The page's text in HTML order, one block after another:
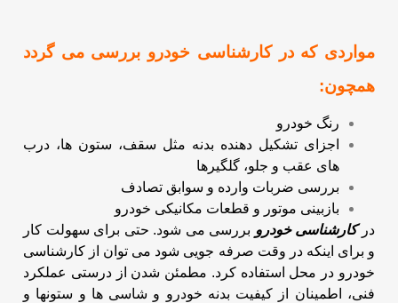
مواردی که در کارشناسی خودرو بررسی می گردد
همچون:
رنگ خودرو
اجزای تشکیل دهنده بدنه مثل سقف، ستون ها، درب
های عقب و جلو، گلگیرها
بررسی ضربات وارده و سوابق تصادف
بازبینی موتور و قطعات مکانیکی خودرو
درکارشناسی خودرو بررسی می شود. حتی برای سهولت کار
و برای اینکه در وقت صرفه جویی شود می توان از کارشناسی
خودرو در محل استفاده کرد. مطمئن شدن از درستی عملکرد
فنی، اطمینان از کیفیت بدنه خودرو و شاسی ها و ستونها و